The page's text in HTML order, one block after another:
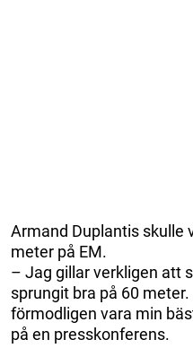
Armand Duplantis skulle
meter på EM.
– Jag gillar verkligen att
sprungit bra på 60
förmodligen vara min
på en presskonferens.